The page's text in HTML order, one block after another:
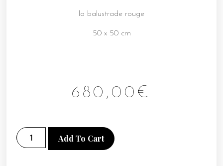
la balustrade rouge
50 x 50 cm
680,00 €
Add To Cart